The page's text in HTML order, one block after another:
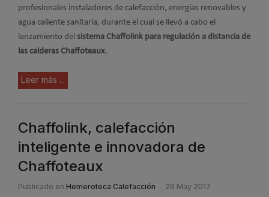
profesionales instaladores de calefacción, energías renovables y
agua caliente sanitaria, durante el cual se llevó a cabo el
lanzamiento del sistema Chaffolink para regulación a distancia de
las calderas Chaffoteaux.
Leer más ...
Chaffolink, calefacción
inteligente e innovadora de
Chaffoteaux
Publicado en Hemeroteca Calefacción 26 May 2017